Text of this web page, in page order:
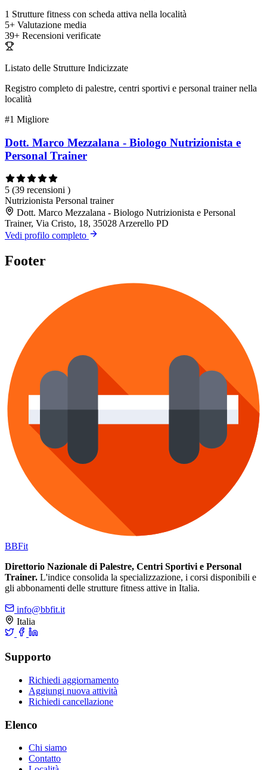
1 Strutture fitness con scheda attiva nella località
5+ Valutazione media
39+ Recensioni verificate
Listato delle Strutture Indicizzate
Registro completo di palestre, centri sportivi e personal trainer nella
località
#1 Migliore
Dott. Marco Mezzalana - Biologo Nutrizionista e
Personal Trainer
5 (39 recensioni )
Nutrizionista Personal trainer
Dott. Marco Mezzalana - Biologo Nutrizionista e Personal
Trainer, Via Cristo, 18, 35028 Arzerello PD
Vedi profilo completo
Footer
BBFit
Direttorio Nazionale di Palestre, Centri Sportivi e Personal
Trainer. L'indice consolida la specializzazione, i corsi disponibili e
gli abbonamenti delle strutture fitness attive in Italia.
info@bbfit.it
Italia
Supporto
Richiedi aggiornamento
Aggiungi nuova attività
Richiedi cancellazione
Elenco
Chi siamo
Contatto